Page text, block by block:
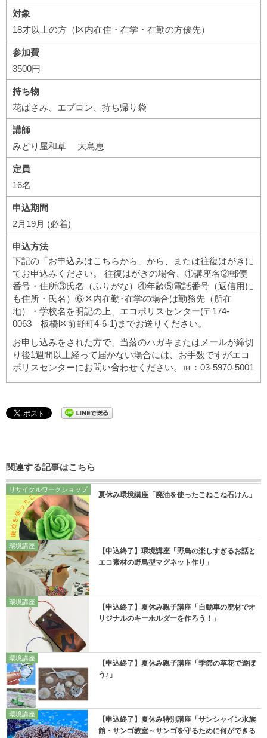
対象
18才以上の方（区内在住・在学・在勤の方優先）
参加費
3500円
持ち物
花ばさみ、エプロン、持ち帰り袋
講師
みどり屋和草 大島恵
定員
16名
申込期間
2月19月 (必着)
申込方法
下記の「お申込みはこちらから」から、または往復はがきに
てお申込みください。 往復はがきの場合、①講座名②郵便
番号・住所③氏名（ふりがな）④年齢⑤電話番号（返信用に
も住所・氏名）⑥区内在勤･在学の場合は勤務先（所在
地）・学校名を明記の上、エコポリスセンター(〒174-
0063 板橋区前野町4-6-1)までお送りください。
お申し込みをされた方で、当落のハガキまたはメールが締切
り後1週間以上経って届かない場合には、お手数ですがエコ
ポリスセンターにお問い合わせください。℡：03-5970-5001
関連する記事はこちら
リサイクルワークショップ
夏休み環境講座「廃油を使ったこねこね石けん」
環境講座
【申込終了】環境講座「野鳥の楽しすぎるお話と
エコ素材の野鳥型マグネット作り」
環境講座
【申込終了】夏休み親子講座「自動車の廃材でオ
リジナルのキーホルダーを作ろう！」
環境講座
【申込終了】夏休み親子講座「季節の草花で遊ぼ
う♪」
環境講座
【申込終了】夏休み特別講座「サンシャイン水族
館・サンゴ教室～サンゴを守るために何ができる